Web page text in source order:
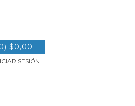
0) $0,00
SESIÓN